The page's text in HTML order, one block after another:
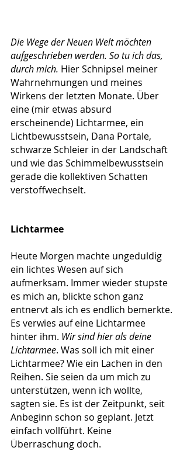
Die Wege der Neuen Welt möchten
aufgeschrieben werden. So tu ich das,
durch mich. Hier Schnipsel meiner
Wahrnehmungen und meines
Wirkens der letzten Monate. Über
eine (mir etwas absurd
erscheinende) Lichtarmee, ein
Lichtbewusstsein, Dana Portale,
schwarze Schleier in der Landschaft
und wie das Schimmelbewusstsein
gerade die kollektiven Schatten
verstoffwechselt.
Lichtarmee
Heute Morgen machte ungeduldig
ein lichtes Wesen auf sich
aufmerksam. Immer wieder stupste
es mich an, blickte schon ganz
entnervt als ich es endlich bemerkte.
Es verwies auf eine Lichtarmee
hinter ihm. Wir sind hier als deine
Lichtarmee. Was soll ich mit einer
Lichtarmee? Wie ein Lachen in den
Reihen. Sie seien da um mich zu
unterstützen, wenn ich wollte,
sagten sie. Es ist der Zeitpunkt, seit
Anbeginn schon so geplant. Jetzt
einfach vollführt. Keine
Überraschung doch.